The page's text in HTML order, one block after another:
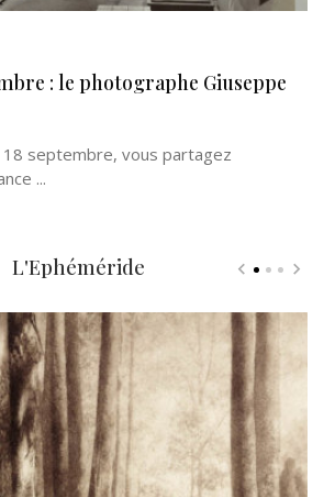
: le photographe Giuseppe
18 septembre, vous partagez
...
L'Ephéméride